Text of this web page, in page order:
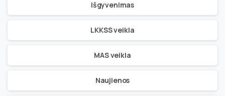
Išgyvenimas
LKKSS veikla
MAS veikla
Naujienos